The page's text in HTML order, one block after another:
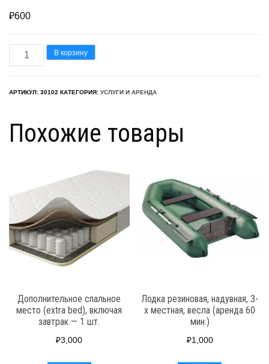
₽600
Количество
товара
В корзину
АРТИКУЛ: 30102 КАТЕГОРИЯ: УСЛУГИ И АРЕНДА
Похожие товары
Дополнительное спальное
место (extra bed), включая
завтрак — 1 шт.
₽3,000
Лодка резиновая, надувная, 3-
х местная, весла (аренда 60
мин.)
₽1,000